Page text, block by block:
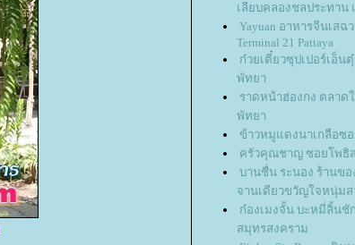
เลียบคลองชลประทาน
Yayuan อาหารจีนเสฉ
Terminal 21 Pattaya
ก๋วยเตี๋ยวซุปเปอร์เอ็น
พัทยา
ราดหน้าฮ่องกง ตลาด
พัทยา
ข้าวหมูแดงนาเกลือซ
ครัวคุณชาญ ซอยโพธิ
บานชื่น ระนอง ร้านขอ
จานเดียวขวัญใจหนุ่มส
ก๋องเมงจั้น บะหมี่ลิ้นชั
สมุทรสงคราม